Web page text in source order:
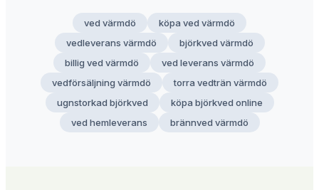
ved värmdö
köpa ved värmdö
vedleverans värmdö
björkved värmdö
billig ved värmdö
ved leverans värmdö
vedförsäljning värmdö
torra vedträn värmdö
ugnstorkad björkved
köpa björkved online
ved hemleverans
brännved värmdö